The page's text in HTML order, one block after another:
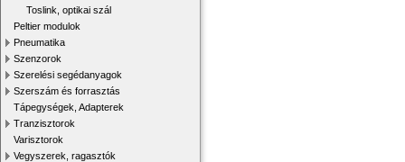
Toslink, optikai szál
Peltier modulok
Pneumatika
Szenzorok
Szerelési segédanyagok
Szerszám és forrasztás
Tápegységek, Adapterek
Tranzisztorok
Varisztorok
Vegyszerek, ragasztók